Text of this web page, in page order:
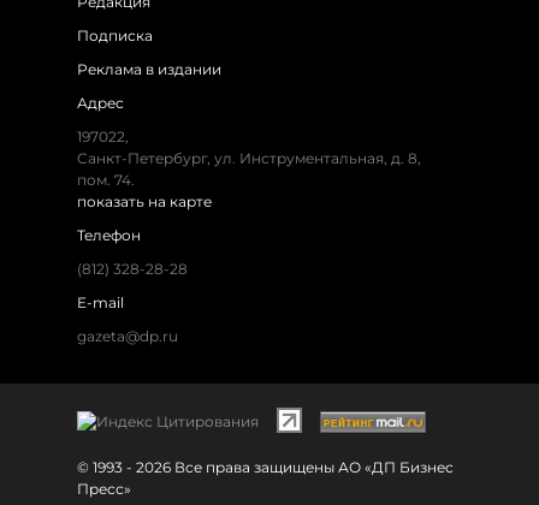
Подписка
Реклама в издании
Адрес
197022,
Санкт-Петербург, ул. Инструментальная, д. 8,
пом. 74.
показать на карте
Телефон
(812) 328-28-28
E-mail
gazeta@dp.ru
© 1993 - 2026 Все права защищены АО «ДП Бизнес
Пресс»